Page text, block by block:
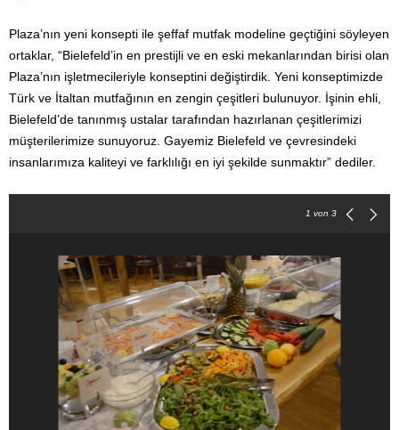
Plaza’nın yeni konsepti ile şeffaf mutfak modeline geçtiğini söyleyen
ortaklar, “Bielefeld’in en prestijli ve en eski mekanlarından birisi olan
Plaza’nın işletmecileriyle konseptini değiştirdik. Yeni konseptimizde
Türk ve İtaltan mutfağının en zengin çeşitleri bulunuyor. İşinin ehli,
Bielefeld’de tanınmış ustalar tarafından hazırlanan çeşitlerimizi
müşterilerimize sunuyoruz. Gayemiz Bielefeld ve çevresindeki
insanlarımıza kaliteyi ve farklılığı en iyi şekilde sunmaktır” dediler.
1 von 3